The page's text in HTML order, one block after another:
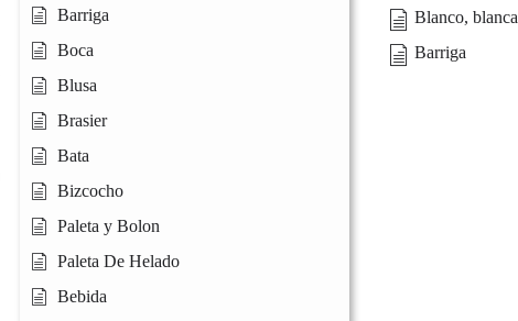
Barriga
Boca
Blusa
Brasier
Bata
Bizcocho
Paleta y Bolon
Paleta De Helado
Bebida
Blanco, blanca
Barriga